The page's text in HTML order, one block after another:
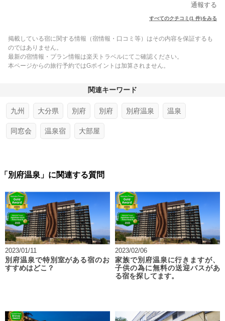
通報する
すべてのクチコミ(1 件)をみる
掲載している宿に関する情報（宿情報・口コミ等）はその内容を保証するも
のではありません。
最新の宿情報・プラン情報は楽天トラベルにてご確認ください。
本ページからの旅行予約ではGポイントは加算されません。
関連キーワード
九州 大分県 別府 別府 別府温泉 温泉
同窓会 温泉宿 大部屋
「別府温泉」に関連する質問
2023/01/11
別府温泉で特別室がある宿のお
すすめはどこ？
2023/02/06
家族で別府温泉に行きますが、
子供の為に無料の送迎バスがあ
る宿を探してます。